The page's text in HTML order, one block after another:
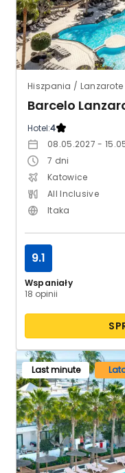
Hiszpania /
Barcelo
Hotel:4
08.05.2027 -
7 dni
Katowice
All Inclusive
Itaka
Wspaniały
18 opinii
9.1
Last minute